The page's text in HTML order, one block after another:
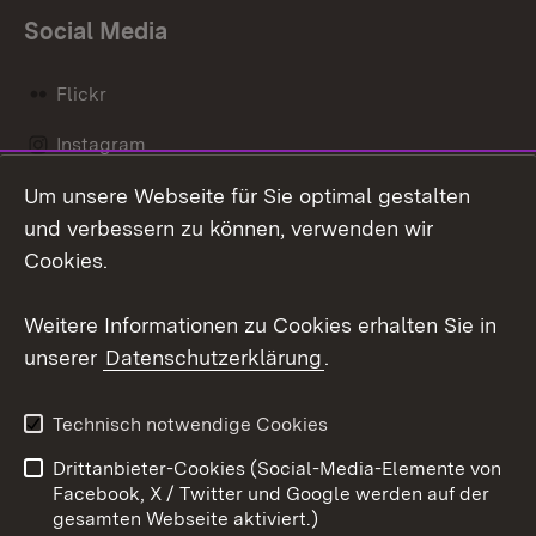
Social Media
Flickr
Instagram
Social Wall
Barrierefreiheit
Benutzungshinweise
Impressum
Cookies
Um unsere Webseite für Sie optimal gestalten
und verbessern zu können, verwenden wir
Cookies.
Weitere Informationen zu Cookies erhalten Sie in
unserer Datenschutzerklärung.
Technisch notwendige Cookies
Drittanbieter-Cookies (Social-Media-Elemente von
Facebook, X / Twitter und Google werden auf der
gesamten Webseite aktiviert.)